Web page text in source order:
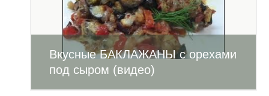
Вкусные БАКЛАЖАНЫ с орехами
под сыром (видео)